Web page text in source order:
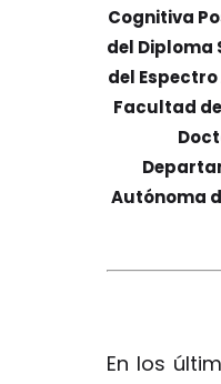
Cognitiva
del Diploma
del
Facultad
Autónoma
En los